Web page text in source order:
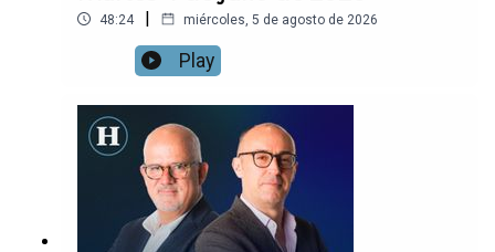
48:24 | miércoles, 5 de agosto de 2026
Play